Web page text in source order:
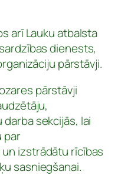
arī Lauku atbalsta
dienests,
pārstāvji.
pārstāvji
sekcijās, lai
par
izstrādātu rīcības
sasniegšanai.